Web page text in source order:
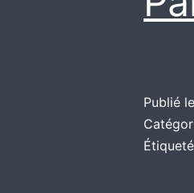
Publié le
Étiqueté